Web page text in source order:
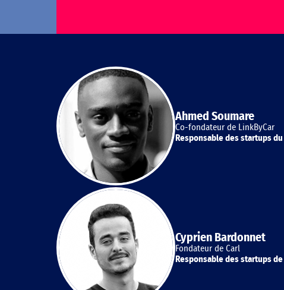
Ahmed Soumare
Co-fondateur de LinkByCar
Responsable des startups
Cyprien Bardonnet
Fondateur de Carl
Responsable des startups